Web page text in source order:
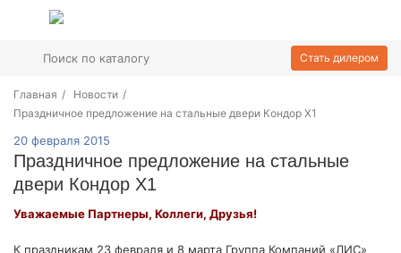
Стать дилером
Главная / Новости /
Праздничное предложение на стальные двери Кондор Х1
20 февраля 2015
Праздничное предложение на стальные
двери Кондор Х1
Уважаемые Партнеры, Коллеги, Друзья!
К праздникам 23 февраля и 8 марта Группа Компаний «ЛИС»